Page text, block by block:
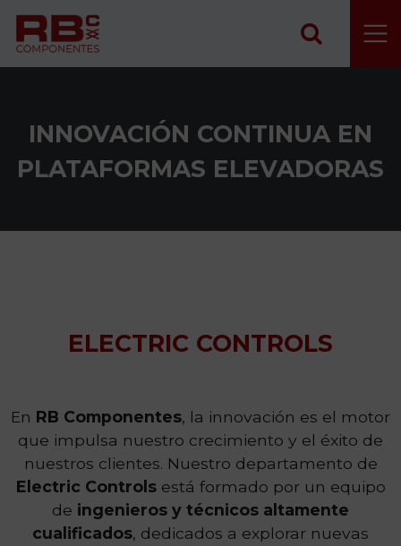
INNOVACIÓN CONTINUA EN
PLATAFORMAS ELEVADORAS
ELECTRIC CONTROLS
En RB Componentes, la innovación es el motor
que impulsa nuestro crecimiento y el éxito de
nuestros clientes. Nuestro departamento de
Electric Controlsestá formado por un equipo
de ingenieros y técnicos altamente
cualificados, dedicados a explorar nuevas